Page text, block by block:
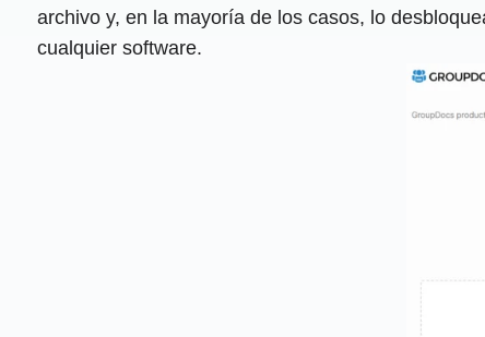
archivo y, en la mayoría de los casos, lo
cualquier software.